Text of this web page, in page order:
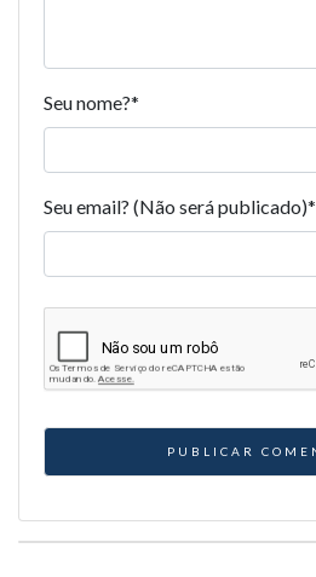
Seu nome?*
Seu email? (Não será publicado)*